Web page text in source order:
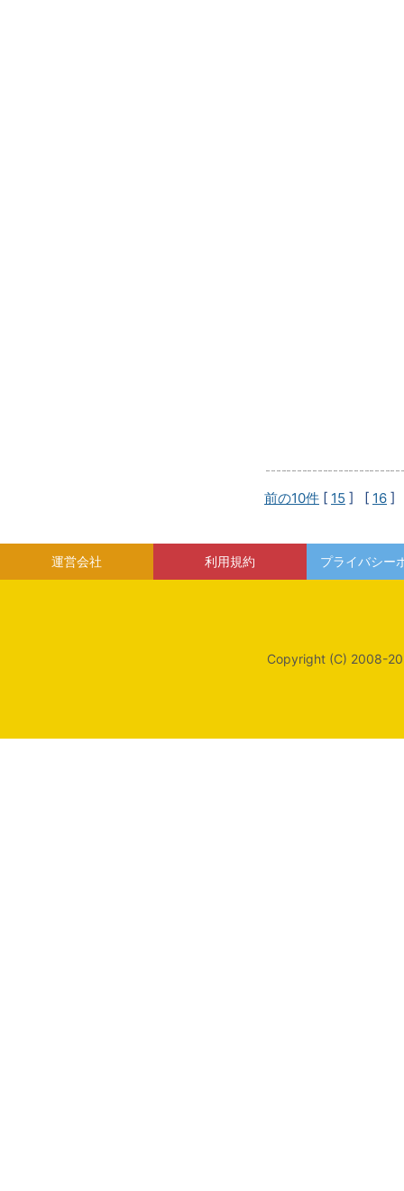
前の10件 [ 15 ] [ 16 ]
運営会社 利用規約 プライバシー
Copyright (C) 2008-